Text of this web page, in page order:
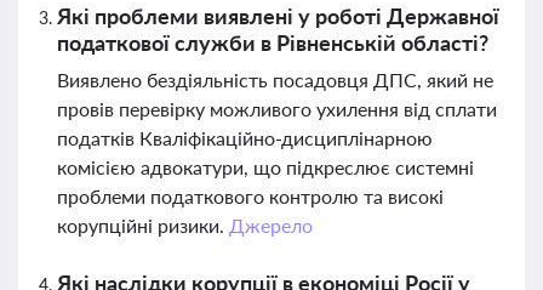
Які проблеми виявлені у роботі Державної
податкової служби в Рівненській області?
Виявлено бездіяльність посадовця ДПС, який не
провів перевірку можливого ухилення від сплати
податків Кваліфікаційно-дисциплінарною
комісією адвокатури, що підкреслює системні
проблеми податкового контролю та високі
корупційні ризики. Джерело
Які наслідки корупції в економіці Росії у